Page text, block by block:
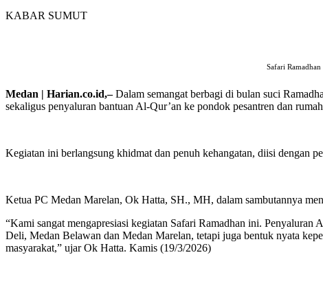
KABAR SUMUT
Safari
Medan | Harian.co.id,–Dalam semangat berbagi di bulan suci
sekaligus penyaluran bantuan Al-Qur’an ke pondok pesantren dan
Kegiatan ini berlangsung khidmat dan penuh kehangatan, diisi dengan
Ketua PC Medan Marelan, Ok Hatta, SH., MH, dalam sambutannya
“Kami sangat mengapresiasi kegiatan Safari Ramadhan ini.
Deli, Medan Belawan dan Medan Marelan, tetapi juga bentuk nyata
masyarakat,” ujar Ok Hatta. Kamis (19/3/2026)